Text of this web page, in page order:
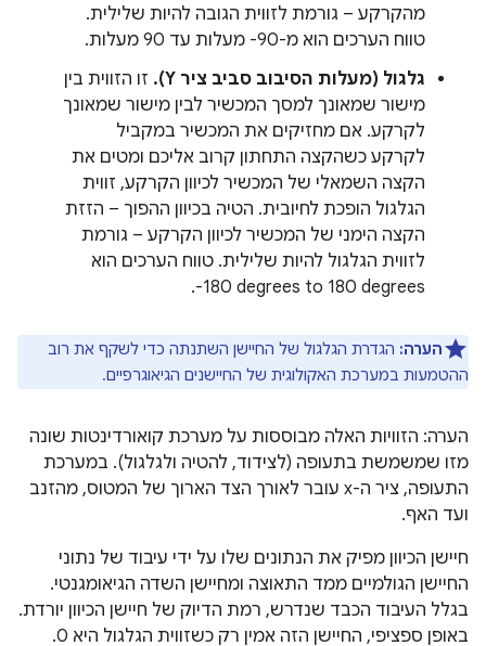
מהקרקע – גורמת לזווית הגובה להיות שלילית.
טווח הערכים הוא מ-90- מעלות עד 90 מעלות.
גלגול (מעלות הסיבוב סביב ציר Y).
זו הזווית בין
מישור שמאונך למסך המכשיר לבין מישור שמאונך
לקרקע. אם מחזיקים את המכשיר במקביל
לקרקע כשהקצה התחתון קרוב אליכם ומטים את
הקצה השמאלי של המכשיר לכיוון הקרקע, זווית
הגלגול הופכת לחיובית. הטיה בכיוון ההפוך – הזזת
הקצה הימני של המכשיר לכיוון הקרקע – גורמת
לזווית הגלגול להיות שלילית. טווח הערכים הוא
‎-180 degrees to 180 degrees.
הערה: הגדרת הגלגול של החיישן השתנתה כדי לשקף את רוב
ההטמעות במערכת האקולוגית של החיישנים הגיאוגרפיים.
הערה: הזוויות האלה מבוססות על מערכת קואורדינטות שונה
מזו שמשמשת בתעופה (לצידוד, להטיה ולגלגול). במערכת
התעופה, ציר ה-x עובר לאורך הצד הארוך של המטוס, מהזנב
ועד האף.
חיישן הכיוון מפיק את הנתונים שלו על ידי עיבוד של נתוני
החיישן הגולמיים ממד התאוצה ומחיישן השדה הגיאומגנטי.
בגלל העיבוד הכבד שנדרש, רמת הדיוק של חיישן הכיוון יורדת.
באופן ספציפי, החיישן הזה אמין רק כשזווית הגלגול היא 0.